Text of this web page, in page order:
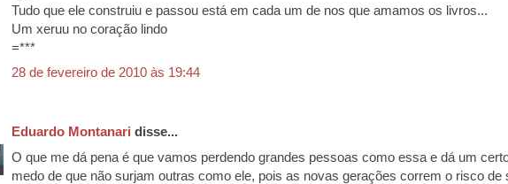
Tudo que ele construiu e passou está em cada um de nos que amamos os livros...
Um xeruu no coração lindo
=***
28 de fevereiro de 2010 às 19:44
Eduardo Montanari disse...
O que me dá pena é que vamos perdendo grandes pessoas como essa e dá um
medo de que não surjam outras como ele, pois as novas gerações correm o risco de